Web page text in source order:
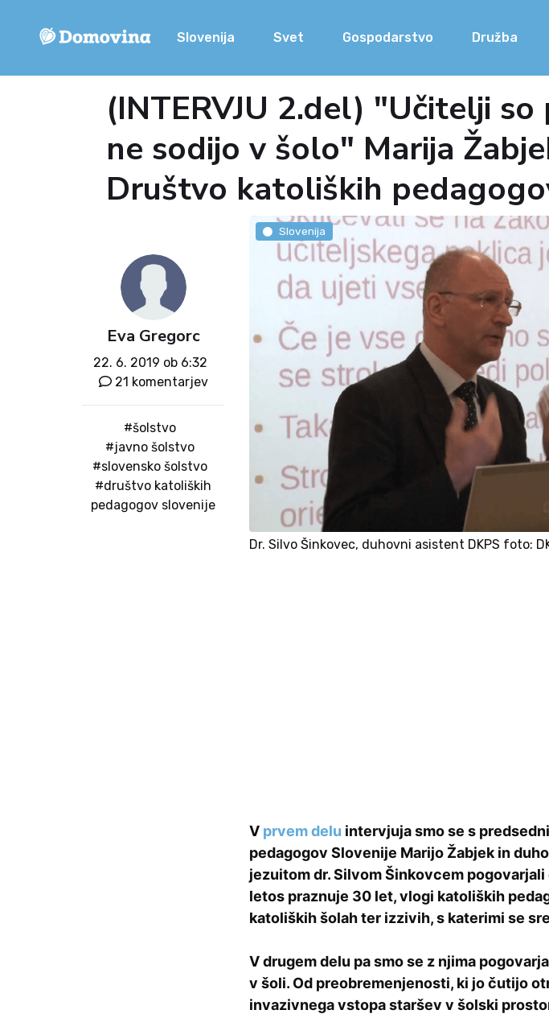
Slovenija Svet Gospodarstvo Družba
(INTERVJU 2.del) "Učitelji
ne sodijo v šolo" Marija
Društvo katoliških
Eva Gregorc
22. 6. 2019 ob 6:32
21 komentarjev
#šolstvo
#javno šolstvo
#slovensko šolstvo
#društvo katoliških
pedagogov slovenije
Dr. Silvo Šinkovec, duhovni asistent DKPS foto:
Slovenija
V prvem delu intervjuja smo se s
pedagogov Slovenije Marijo Žabjek in
jezuitom dr. Silvom Šinkovcem
letos praznuje 30 let, vlogi katoliških
katoliških šolah ter izzivih, s katerimi se
V drugem delu pa smo se z njima
v šoli. Od preobremenjenosti, ki jo čutijo
invazivnega vstopa staršev v šolski